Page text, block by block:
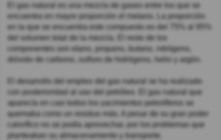
El gas natural es una mezcla de gases entre los que se
encuentra en mayor proporción el metano. La proporción
en la que se encuentra este compuesto es del 75% al 95%
del volumen total de la mezcla. El resto de los
componentes son etano, propano, butano, nitrógeno,
dióxido de carbono, sulfuro de hidrógeno, helio y argón.
El desarrollo del empleo del gas natural se ha realizado
con posterioridad al uso del petróleo. El gas natural que
aparecía en casi todos los yacimientos petrolíferos se
quemaba como un residuo más. A pesar de su gran poder
calorífico no se podía aprovechar, por los problemas que
planteaban su almacenamiento y transporte.